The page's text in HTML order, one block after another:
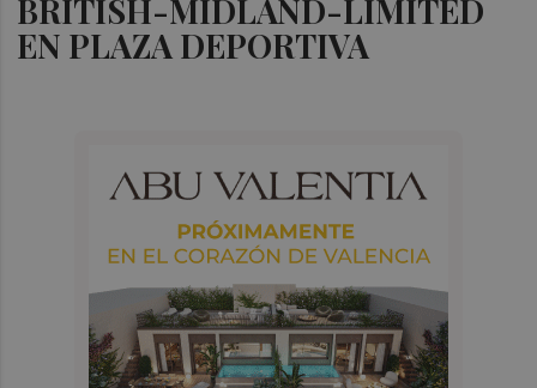
BRITISH-MIDLAND-LIMITED
EN PLAZA DEPORTIVA